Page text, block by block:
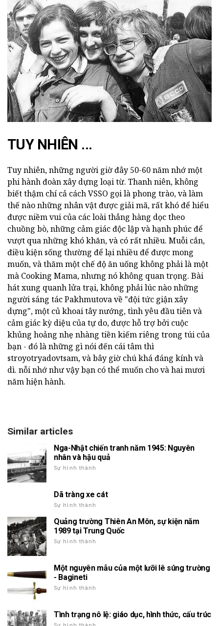
TUY NHIÊN ...
Tuy nhiên, những người giờ đây 50-60 năm nhớ một
phi hành đoàn xây dựng loại từ. Thanh niên, không
biết thậm chí cả cách VSSO gọi là phong trào, và làm
thế nào những nhân vật được giải mã, rất khó để hiểu
được niềm vui của các loài thẳng hàng dọc theo
chuồng bò, những cảm giác độc lập và hạnh phúc để
vượt qua những khó khăn, và có rất nhiều. Muỗi cắn,
điều kiện sống thường để lại nhiều để được mong
muốn, và thăm một chế độ ăn uống không phải là một
mà Cooking Mama, nhưng nó không quan trọng. Bài
hát xung quanh lửa trại, không phải lúc nào những
người sáng tác Pakhmutova về "đội tức giận xây
dựng", một củ khoai tây nướng, tình yêu đầu tiên và
cảm giác kỳ diệu của tự do, được hỗ trợ bởi cuộc
khủng hoảng nhẹ nhàng tiền kiếm riêng trong túi của
bạn - đó là những gì nói đến cái tâm thì
stroyotryadovtsam, và bây giờ chú khá đáng kính và
dì. nỗi nhớ như vậy bạn có thể muốn cho và hai mươi
năm hiện hành.
Similar articles
Nga-Nhật chiến tranh năm 1945: Nguyên
nhân và hậu quả
Sự hình thành
Dã tràng xe cát
Sự hình thành
Quảng trường Thiên An Môn, sự kiện năm
1989 tại Trung Quốc
Sự hình thành
Một nguyên mẫu của một lưỡi lê súng trường
- Bagineti
Sự hình thành
Tình trạng nô lệ: giáo dục, hình thức, cấu trúc